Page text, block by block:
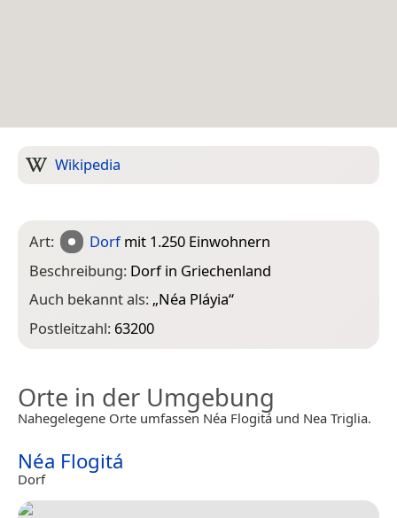
Wikipedia
Art: Dorfmit 1.250 Einwohnern
Beschreibung: Dorf in Griechenland
Auch bekannt als: „Néa Pláyia“
Postleitzahl: 63200
Orte in der Umgebung
Nahegelegene Orte umfassen Néa Flogitá und Nea Triglia.
Néa Flogitá
Dorf